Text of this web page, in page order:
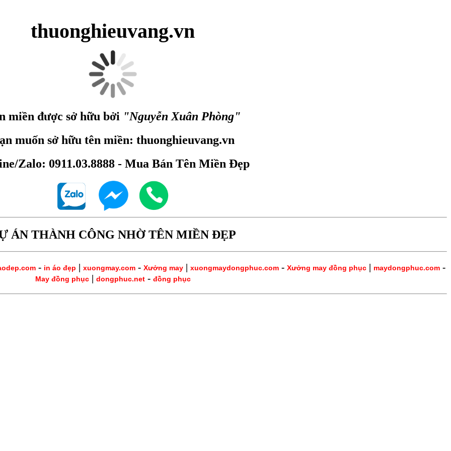
thuonghieuvang.vn
miền được sở hữu bởi "Nguyễn Xuân Phòng"
muốn sở hữu tên miền: thuonghieuvang.vn
Zalo: 0911.03.8888 - Mua Bán Tên Miền Đẹp
ÁN THÀNH CÔNG NHỜ TÊN MIỀN ĐẸP
- in áo đẹp | xuongmay.com - Xưởng may | xuongmaydongphuc.com - Xưởng may đồng phục | maydongphuc.com -
May đồng phục| dongphuc.net- đồng phục